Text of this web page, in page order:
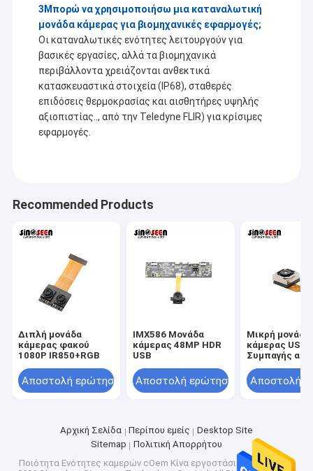
3Μπορώ να χρησιμοποιήσω μια καταναλωτική
μονάδα κάμερας για βιομηχανικές εφαρμογές;
Οι καταναλωτικές ενότητες λειτουργούν για
βασικές εργασίες, αλλά τα βιομηχανικά
περιβάλλοντα χρειάζονται ανθεκτικά
κατασκευαστικά στοιχεία (IP68), σταθερές
επιδόσεις θερμοκρασίας και αισθητήρες υψηλής
αξιοπιστίας.., από την Teledyne FLIR) για κρίσιμες
εφαρμογές.
Recommended Products
Διπλή μονάδα
κάμερας φακού
1080P IR850+RGB
Αποστολή ερώτησης
IMX586 Μονάδα
κάμερας 48MP HDR
USB
Αποστολή ερώτησης
Μικρή μονάδα
κάμερας USB
Συμπαγής
εστίαση 8MP
OV8825
Αποστολή
Αρχική Σελίδα Περίπου εμείς
Desktop Site
Sitemap
Πολιτική Απορρήτου
Ποιότητα Ενότητες καμερών cOem Κίνα εργοστάσιο.Copyright ©